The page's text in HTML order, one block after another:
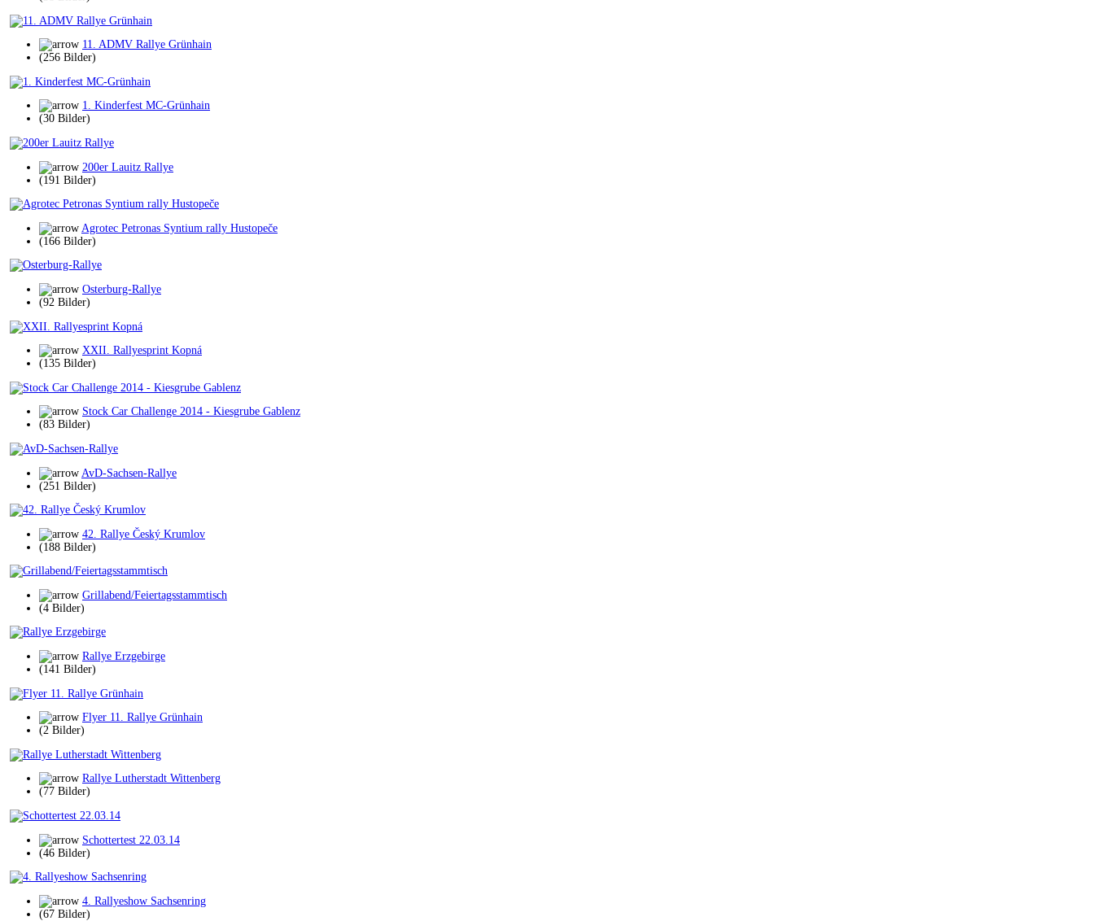
11. ADMV Rallye Grünhain
(256 Bilder)
1. Kinderfest MC-Grünhain
(30 Bilder)
200er Lauitz Rallye
(191 Bilder)
Agrotec Petronas Syntium rally Hustopeče
(166 Bilder)
Osterburg-Rallye
(92 Bilder)
XXII. Rallyesprint Kopná
(135 Bilder)
Stock Car Challenge 2014 - Kiesgrube Gablenz
(83 Bilder)
AvD-Sachsen-Rallye
(251 Bilder)
42. Rallye Český Krumlov
(188 Bilder)
Grillabend/Feiertagsstammtisch
(4 Bilder)
Rallye Erzgebirge
(141 Bilder)
Flyer 11. Rallye Grünhain
(2 Bilder)
Rallye Lutherstadt Wittenberg
(77 Bilder)
Schottertest 22.03.14
(46 Bilder)
4. Rallyeshow Sachsenring
(67 Bilder)